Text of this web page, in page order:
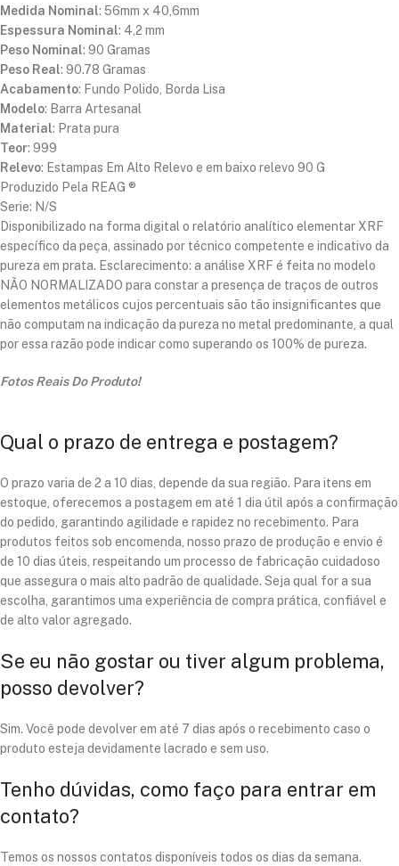
Medida Nominal: 56mm x 40,6mm
Espessura Nominal: 4,2 mm
Peso Nominal: 90 Gramas
Peso Real: 90.78 Gramas
Acabamento: Fundo Polido, Borda Lisa
Modelo: Barra Artesanal
Material: Prata pura
Teor: 999
Relevo: Estampas Em Alto Relevo e em baixo relevo 90 G
Produzido Pela REAG ®
Serie: N/S
Disponibilizado na forma digital o relatório analítico elementar XRF
específico da peça, assinado por técnico competente e indicativo da
pureza em prata. Esclarecimento: a análise XRF é feita no modelo
NÃO NORMALIZADO para constar a presença de traços de outros
elementos metálicos cujos percentuais são tão insignificantes que
não computam na indicação da pureza no metal predominante, a qual
por essa razão pode indicar como superando os 100% de pureza.
Fotos Reais Do Produto!
Qual o prazo de entrega e postagem?
O prazo varia de 2 a 10 dias, depende da sua região. Para itens em
estoque, oferecemos a postagem em até 1 dia útil após a confirmação
do pedido, garantindo agilidade e rapidez no recebimento. Para
produtos feitos sob encomenda, nosso prazo de produção e envio é
de 10 dias úteis, respeitando um processo de fabricação cuidadoso
que assegura o mais alto padrão de qualidade. Seja qual for a sua
escolha, garantimos uma experiência de compra prática, confiável e
de alto valor agregado.
Se eu não gostar ou tiver algum problema,
posso devolver?
Sim. Você pode devolver em até 7 dias após o recebimento caso o
produto esteja devidamente lacrado e sem uso.
Tenho dúvidas, como faço para entrar em
contato?
Temos os nossos contatos disponíveis todos os dias da semana.